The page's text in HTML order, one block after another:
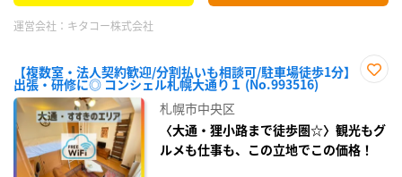
運営会社： キタコー株式会社
【複数室・法人契約歓迎/分割払いも相談可/駐車場徒歩1分】
出張・研修に◎ コンシェル札幌大通り１ (No.993516)
録
札幌市中央区
〈大通・狸小路まで徒歩圏☆〉観光もグ
ルメも仕事も、この立地でこの価格！